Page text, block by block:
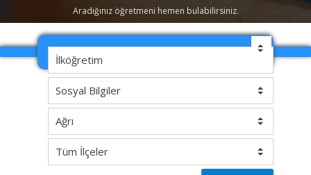
Aradığınız öğretmeni hemen bulabilirsiniz.